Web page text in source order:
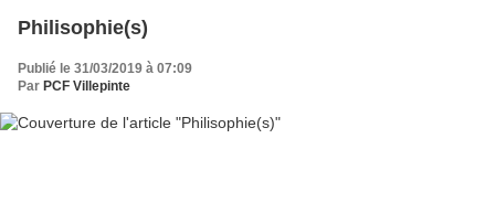
Philisophie(s)
Publié le 31/03/2019 à 07:09
Par PCF Villepinte